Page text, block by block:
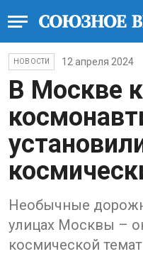
НОВОСТИ 12 апреля 2024
В Москве
Необычные
улицах Москвы –
космической